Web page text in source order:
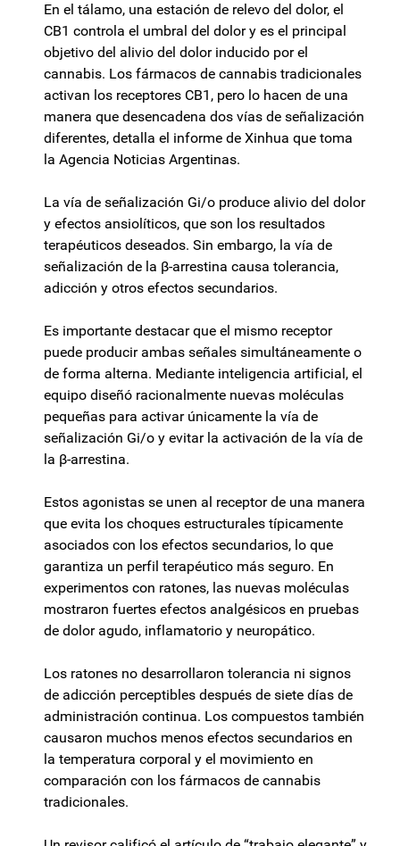
En el tálamo, una estación de relevo del dolor, el
CB1 controla el umbral del dolor y es el principal
objetivo del alivio del dolor inducido por el
cannabis. Los fármacos de cannabis tradicionales
activan los receptores CB1, pero lo hacen de una
manera que desencadena dos vías de señalización
diferentes, detalla el informe de Xinhua que toma
la Agencia Noticias Argentinas.
La vía de señalización Gi/o produce alivio del dolor
y efectos ansiolíticos, que son los resultados
terapéuticos deseados. Sin embargo, la vía de
señalización de la β-arrestina causa tolerancia,
adicción y otros efectos secundarios.
Es importante destacar que el mismo receptor
puede producir ambas señales simultáneamente o
de forma alterna. Mediante inteligencia artificial, el
equipo diseñó racionalmente nuevas moléculas
pequeñas para activar únicamente la vía de
señalización Gi/o y evitar la activación de la vía de
la β-arrestina.
Estos agonistas se unen al receptor de una manera
que evita los choques estructurales típicamente
asociados con los efectos secundarios, lo que
garantiza un perfil terapéutico más seguro. En
experimentos con ratones, las nuevas moléculas
mostraron fuertes efectos analgésicos en pruebas
de dolor agudo, inflamatorio y neuropático.
Los ratones no desarrollaron tolerancia ni signos
de adicción perceptibles después de siete días de
administración continua. Los compuestos también
causaron muchos menos efectos secundarios en
la temperatura corporal y el movimiento en
comparación con los fármacos de cannabis
tradicionales.